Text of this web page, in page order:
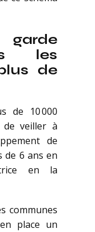
les
de
de 10 000
veiller à
de
de 6 ans en
en la
communes
place un